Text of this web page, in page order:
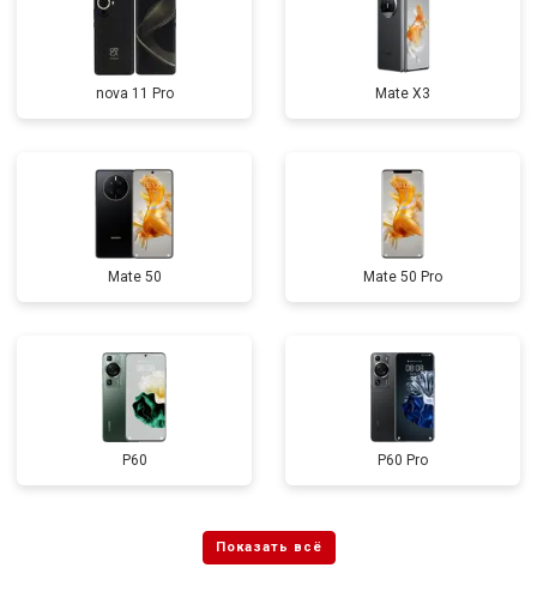
nova 11 Pro Mate X3
Mate 50 Mate 50 Pro
P60 P60 Pro